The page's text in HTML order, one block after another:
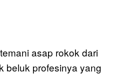
asap rokok dari
beluk profesinya yang